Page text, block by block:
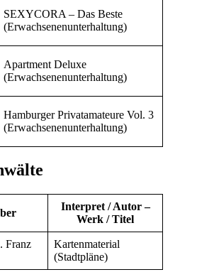
SEXYCORA – Das Beste
(Erwachsenenunterhaltung)
Apartment Deluxe
(Erwachsenenunterhaltung)
Hamburger Privatamateure Vol. 3
(Erwachsenenunterhaltung)
Interpret / Autor –
Werk / Titel
Franz
Kartenmaterial
(Stadtpläne)